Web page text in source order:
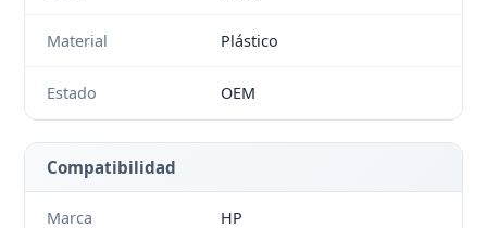
Material Plástico
Estado OEM
Compatibilidad
Marca HP